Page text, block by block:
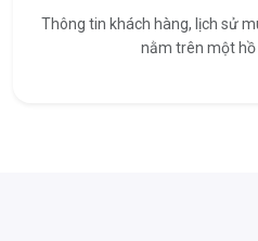
Thông tin khách hàng, lịch sử
nằm trên một hồ